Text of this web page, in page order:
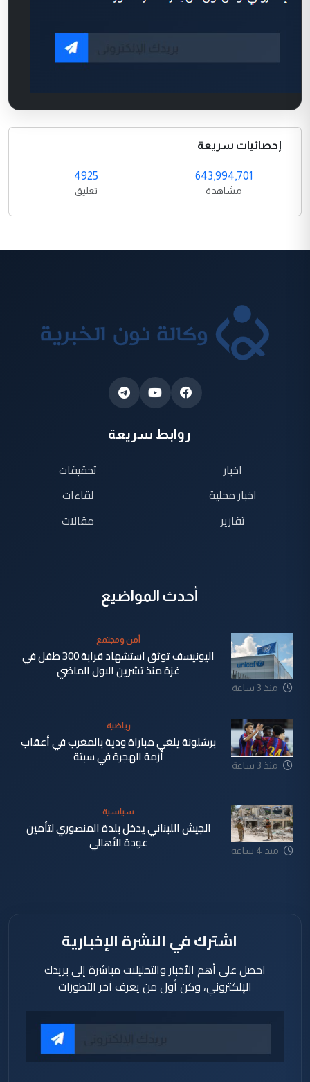
إحصائيات سريعة
643,994,701
مشاهدة
4925
تعليق
روابط سريعة
اخبار
اخبار محلية
تقارير
تحقيقات
لقاءات
مقالات
أحدث المواضيع
منذ 3 ساعة
أمن ومجتمع
اليونيسف توثق استشهاد قرابة 300 طفل في
غزة منذ تشرين الاول الماضي
منذ 3 ساعة
رياضية
برشلونة يلغي مباراة ودية بالمغرب في أعقاب
أزمة الهجرة في سبتة
منذ 4 ساعة
سياسية
الجيش اللبناني يدخل بلدة المنصوري لتأمين
عودة الأهالي
اشترك في النشرة الإخبارية
احصل على أهم الأخبار والتحليلات مباشرة إلى بريدك
الإلكتروني، وكن أول من يعرف آخر التطورات